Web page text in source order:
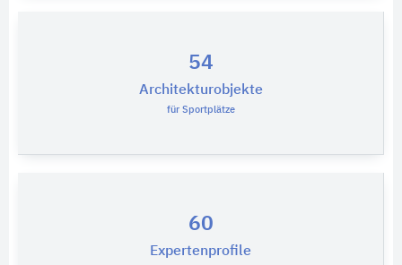
54
Architekturobjekte
für Sportplätze
60
Expertenprofile